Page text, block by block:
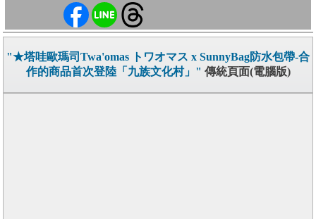
"★塔哇歐瑪司Twa'omas トワオマス x SunnyBag防水包帶-合
作的商品首次登陸「九族文化村」" 傳統頁面(電腦版)